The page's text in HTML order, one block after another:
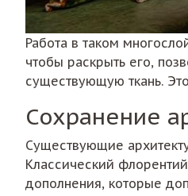
Работа в таком
чтобы раскрыть его,
существующую ткань.
Сохранение
Существующие
Классический
дополнения, которые